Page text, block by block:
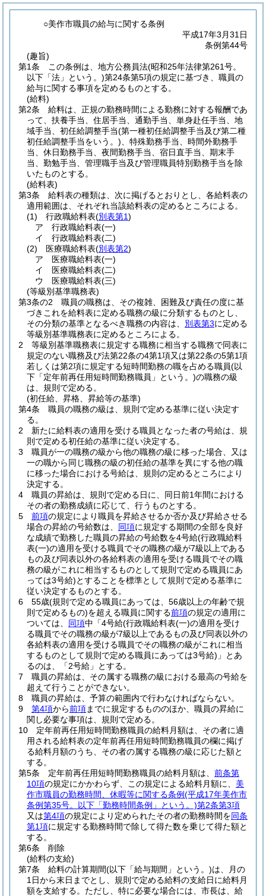
○美作市職員の給与に関する条例
平成17年3月31日
条例第44号
(趣旨)
第1条
この条例は、地方公務員法(昭和25年法律第261号。
以下「法」という。)第24条第5項の規定に基づき、職員の
給与に関する事項を定めるものとする。
(給料)
第2条
給料は、正規の勤務時間による勤務に対する報酬であ
って、扶養手当、住居手当、通勤手当、単身赴任手当、地
域手当、初任給調整手当(第一種初任給調整手当及び第二種
初任給調整手当をいう。) 、特殊勤務手当、時間外勤務手
当、休日勤務手当、夜間勤務手当、宿日直手当、期末手
当、勤勉手当、管理職手当及び管理職員特別勤務手当を除
いたものとする。
(給料表)
第3条
給料表の種類は、次に掲げるとおりとし、各給料表の
適用範囲は、それぞれ当該給料表の定めるところによる。
(1)
行政職給料表(別表第1)
ア
行政職給料表(一)
イ
行政職給料表(二)
(2)
医療職給料表(別表第2)
ア
医療職給料表(一)
イ
医療職給料表(二)
ウ
医療職給料表(三)
(等級別基準職務表)
第3条の2
職員の職務は、その複雑、困難及び責任の度に基
づきこれを給料表に定める職務の級に分類するものとし、
その分類の基準となるべき職務の内容は、 別表第3に定める
等級別基準職務表に定めるところによる。
2
等級別基準職務表に規定する職務に相当する職務で同表に
規定のない職務及び法第22条の4第1項又は第22条の5第1項
若しくは第2項に規定する短時間勤務の職を占める職員(以
下「定年前再任用短時間勤務職員」という。)の職務の級
は、規則で定める。
(初任給、昇格、昇給等の基準)
第4条
職員の職務の級は、規則で定める基準に従い決定す
る。
2
新たに給料表の適用を受ける職員となった者の号給は、規
則で定める初任給の基準に従い決定する。
3
職員が一の職務の級から他の職務の級に移った場合、又は
一の職から同じ職務の級の初任給の基準を異にする他の職
に移った場合における号給は、規則の定めるところにより
決定する。
4
職員の昇給は、規則で定める日に、同日前1年間における
その者の勤務成績に応じて、行うものとする。
5
前項の規定により職員を昇給させるか否か及び昇給させる
場合の昇給の号給数は、 同項に規定する期間の全部を良好
な成績で勤務した職員の昇給の号給数を4号給(行政職給料
表(一)の適用を受ける職員でその職務の級が7級以上である
もの及び同表以外の各給料表の適用を受ける職員でその職
務の級がこれに相当するものとして規則で定める職員にあ
っては3号給)とすることを標準として規則で定める基準に
従い決定するものとする。
6
55歳(規則で定める職員にあっては、56歳以上の年齢で規
則で定めるもの)を超える職員に関する前項の規定の適用に
ついては、 同項中「4号給(行政職給料表(一)の適用を受け
る職員でその職務の級が7級以上であるもの及び同表以外の
各給料表の適用を受ける職員でその職務の級がこれに相当
するものとして規則で定める職員にあっては3号給) 」とあ
るのは、「2号給」とする。
7
職員の昇給は、その属する職務の級における最高の号給を
超えて行うことができない。
8
職員の昇給は、予算の範囲内で行わなければならない。
9
第4項から前項までに規定するもののほか、職員の昇給に
関し必要な事項は、規則で定める。
10
定年前再任用短時間勤務職員の給料月額は、その者に適
用される給料表の定年前再任用短時間勤務職員の欄に掲げ
る給料月額のうち、その者の属する職務の級に応じた額と
する。
第5条
定年前再任用短時間勤務職員の給料月額は、 前条第
10項の規定にかかわらず、この規定による給料月額に、 美
作市職員の勤務時間、休暇等に関する条例(平成17年美作市
条例第35号。以下「勤務時間条例」という。)第2条第3項
又は第4項の規定により定められたその者の勤務時間を同条
第1項に規定する勤務時間で除して得た数を乗じて得た額と
する。
第6条
削除
(給料の支給)
第7条
給料の計算期間(以下「給与期間」という。)は、月の
1日から末日までとし、規則で定める給料の支給日に給料月
額を支給する。 ただし、特に必要な場合には、市長は、給